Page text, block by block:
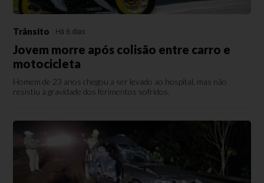
Trânsito Há 6 dias
Jovem morre após colisão entre carro e
motocicleta
Homem de 23 anos chegou a ser levado ao hospital, mas não
resistiu à gravidade dos ferimentos sofridos.